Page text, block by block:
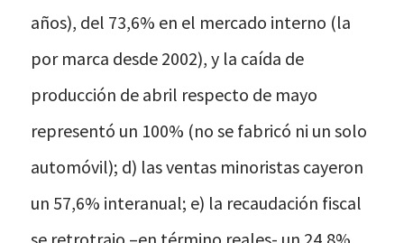
años), del 73,6% en el mercado interno (la
por marca desde 2002), y la caída de
producción de abril respecto de mayo
representó un 100% (no se fabricó ni un solo
automóvil); d) las ventas minoristas cayeron
un 57,6% interanual; e) la recaudación fiscal